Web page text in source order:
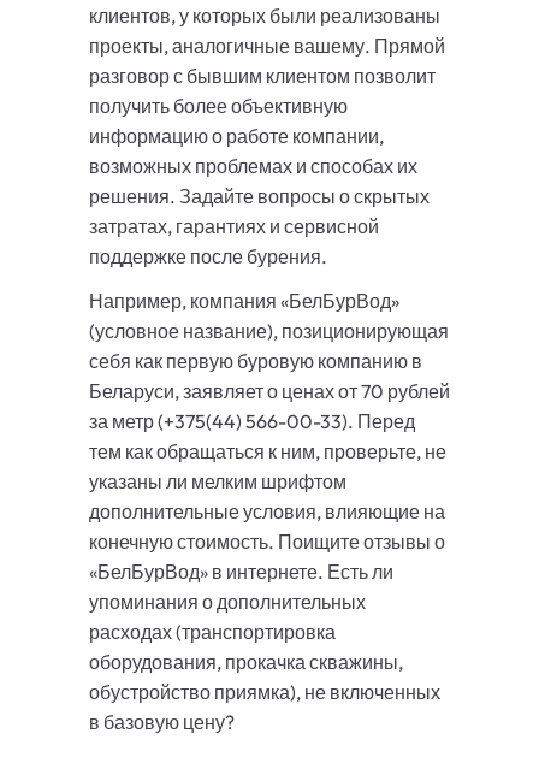
клиентов, у которых были реализованы
проекты, аналогичные вашему. Прямой
разговор с бывшим клиентом позволит
получить более объективную
информацию о работе компании,
возможных проблемах и способах их
решения. Задайте вопросы о скрытых
затратах, гарантиях и сервисной
поддержке после бурения.
Например, компания «БелБурВод»
(условное название), позиционирующая
себя как первую буровую компанию в
Беларуси, заявляет о ценах от 70 рублей
за метр (+375(44) 566-00-33). Перед
тем как обращаться к ним, проверьте, не
указаны ли мелким шрифтом
дополнительные условия, влияющие на
конечную стоимость. Поищите отзывы о
«БелБурВод» в интернете. Есть ли
упоминания о дополнительных
расходах (транспортировка
оборудования, прокачка скважины,
обустройство приямка), не включенных
в базовую цену?